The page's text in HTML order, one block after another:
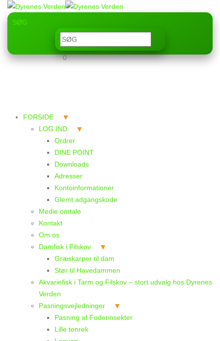
SØG
0
FORSIDE
LOG IND
Ordrer
DINE POINT
Downloads
Adresser
Kontoinformationer
Glemt adgangskode
Medie omtale
Kontakt
Om os
Damfisk i Filskov
Græskarper til dam
Stør til Havedammen
Akvariefisk i Tarm og Filskov – stort udvalg hos Dyrenes
Verden
Pasningsvejledninger
Pasning af Foderinsekter
Lille tenrek